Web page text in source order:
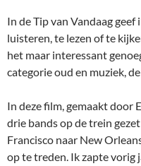
In de Tip van Vandaag
luisteren, te lezen of te
het maar interessant
categorie oud en muziek,
In deze film, gemaakt door
drie bands op de trein
Francisco naar New
op te treden. Ik zapte vorig